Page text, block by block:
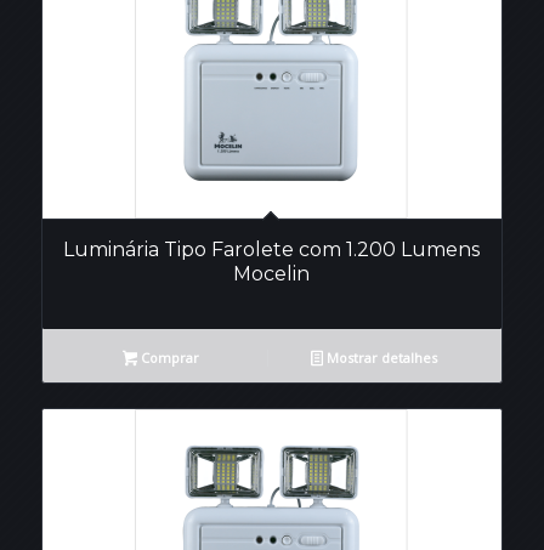
Luminária Tipo Farolete com 1.200 Lumens
Mocelin
Comprar Mostrar detalhes